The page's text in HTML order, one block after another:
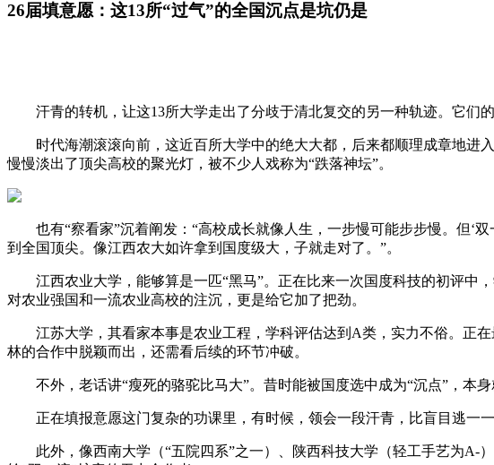
26届填意愿：这13所“过气”的全国沉点是坑仍是
汗青的转机，让这13所大学走出了分歧于清北复交的另一种轨迹。它们的
时代海潮滚滚向前，这近百所大学中的绝大大都，后来都顺理成章地进入
慢慢淡出了顶尖高校的聚光灯，被不少人戏称为“跌落神坛”。
也有“察看家”沉着阐发：“高校成长就像人生，一步慢可能步步慢。但‘
到全国顶尖。像江西农大如许拿到国度级大，子就走对了。”。
江西农业大学，能够算是一匹“黑马”。正在比来一次国度科技的初评中，
对农业强国和一流农业高校的注沉，更是给它加了把劲。
江苏大学，其看家本事是农业工程，学科评估达到A类，实力不俗。正在
林的合作中脱颖而出，还需看后续的环节冲破。
不外，老话讲“瘦死的骆驼比马大”。昔时能被国度选中成为“沉点”，本身
正在填报意愿这门复杂的功课里，有时候，领会一段汗青，比盲目逃一一
此外，像西南大学（“五院四系”之一）、陕西科技大学（轻工手艺为A-